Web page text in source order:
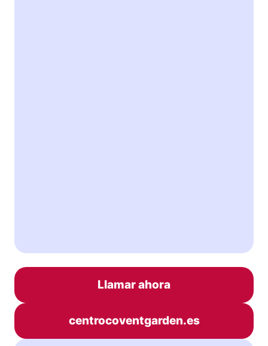
Llamar ahora
centrocoventgarden.es